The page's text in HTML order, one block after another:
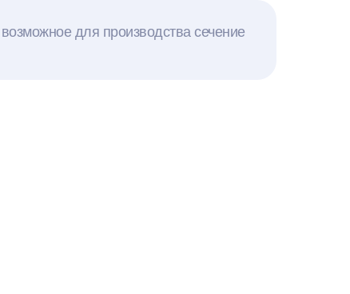
для производства сечение